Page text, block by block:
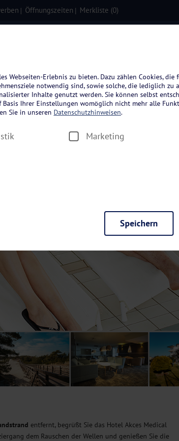
Öffnungszeiten Merkliste (0)
entfernt, begrüßt Sie das Hotel Akces Medical
dem Rauschen der Wellen und genießen Sie die
Webseiten-Erlebnis zu bieten. Dazu zählen Cookies,
notwendig sind, sowie solche, die lediglich zu
Inhalte genutzt werden. Sie können selbst
Basis Ihrer Einstellungen womöglich nicht mehr alle
Sie in unseren Datenschutzhinweisen.
Marketing
notwendig und ermöglichen beispielsweise
Besuch unserer Seite schneller zur Verfügung zu
zu verbessern, erfassen wir anonymisierte Daten für
und den Effekt bestimmter Seiten unseres
von Google und Facebook. Durch diese Dienste
kommen. Weitere Hinweise zu der Verarbeitung
jederzeit in den Cookie-Einstellungenwiderrufen.
Inhalte, passend zu Ihren Interessen anzuzeigen.
Speichern